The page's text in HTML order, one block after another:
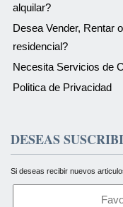
alquilar?
Desea Vender, Rentar
residencial?
Necesita Servicios de
Politica de Privacidad
DESEAS
Si deseas recibir nuevos